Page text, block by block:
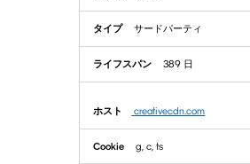
サードパーティ
389 日
creativecdn.com
g, c, ts